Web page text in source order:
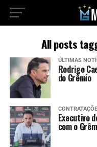
All posts
ÚLTIMAS
Rodrigo
do Grêmio
Executivo
com o